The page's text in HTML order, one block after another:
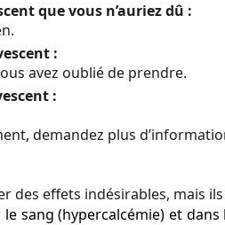
que vous n’auriez dû :
:
avez oublié de prendre.
:
demandez plus
des effets indésirables, mais
sang (hypercalcémie) et